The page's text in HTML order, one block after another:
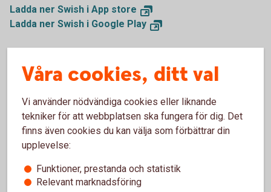
Ladda ner Swish i App store
Ladda ner Swish i Google Play
Samma mobilnummer
Nytt mobilnummer
Mer information
Våra cookies, ditt val
Vi använder nödvändiga cookies eller liknande
tekniker för att webbplatsen ska fungera för dig. Det
finns även cookies du kan välja som förbättrar din
upplevelse:
Funktioner, prestanda och statistik
Relevant marknadsföring